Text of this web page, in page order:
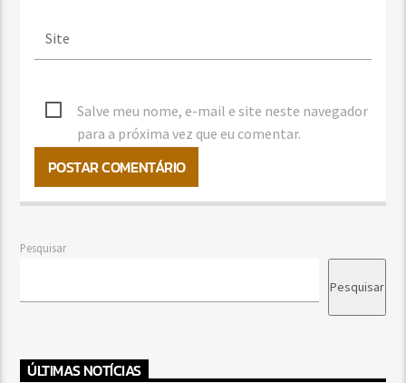
Salve meu nome, e-mail e site neste navegador
para a próxima vez que eu comentar.
Pesquisar
Pesquisar
ÚLTIMAS NOTÍCIAS